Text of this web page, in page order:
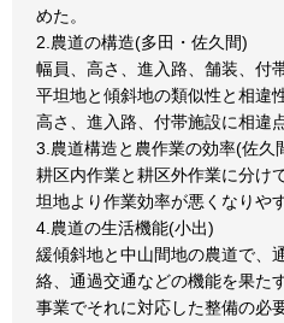
めた。
2.農道の構造(多田・佐久間)
幅員、高さ、進入路、舗装、付
平坦地と傾斜地の類似性と相違
高さ、進入路、付帯施設に相違
3.農道構造と農作業の効率(佐久
耕区内作業と耕区外作業に分け
坦地より作業効率が悪くなりや
4.農道の生活機能(小出)
緩傾斜地と中山間地の農道で、
絡、通過交通などの機能を果た
事業でそれに対応した整備の必